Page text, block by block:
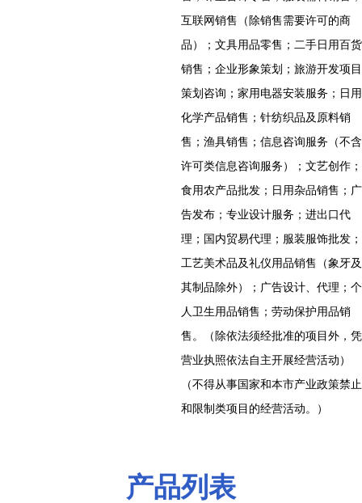
互联网销售（除销售需要许可的商
品）；文具用品零售；二手日用百货
销售；企业形象策划；旅游开发项目
策划咨询；家用电器安装服务；日用
化学产品销售；针纺织品及原料销
售；渔具销售；信息咨询服务（不含
许可类信息咨询服务）；文艺创作；
食用农产品批发；日用杂品销售；广
告发布；专业设计服务；进出口代
理；国内贸易代理；服装服饰批发；
工艺美术品及礼仪用品销售（象牙及
其制品除外）；广告设计、代理；个
人卫生用品销售；劳动保护用品销
售。（除依法须经批准的项目外，凭
营业执照依法自主开展经营活动）
（不得从事国家和本市产业政策禁止
和限制类项目的经营活动。）
产品列表